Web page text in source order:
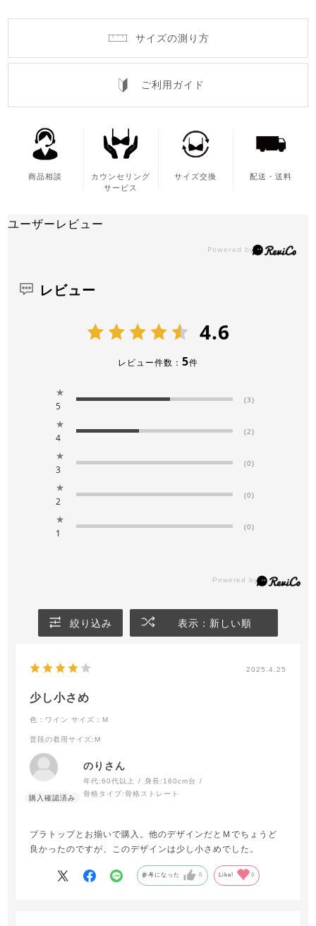
サイズの測り方
ご利用ガイド
商品相談
カウンセリング
サービス
サイズ交換 配送・送料
ユーザーレビュー
レビュー
4.6
レビュー件数： 5件
★
5
(3)
★
4
(2)
★
3
(0)
★
2
(0)
★
1
(0)
絞り込み 表示：新しい順
2025.4.25
少し小さめ
色：ワイン サイズ：M
普段の着用サイズ:M
のりさん
年代:60代以上 身長: 160cm台
骨格タイプ:骨格ストレート
ブラトップとお揃いで購入。他のデザインだとＭでちょうど
良かったのですが、このデザインは少し小さめでした。
参考になった 0 Like! 0